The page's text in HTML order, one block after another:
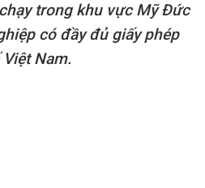
trong khu vực Mỹ Đức
có đầy đủ giấy phép
Nam.